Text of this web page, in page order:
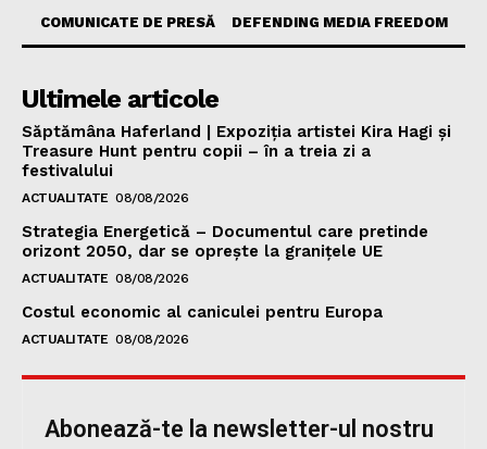
COMUNICATE DE PRESĂ DEFENDING MEDIA FREEDOM
Ultimele articole
Săptămâna Haferland | Expoziţia artistei Kira Hagi şi
Treasure Hunt pentru copii – în a treia zi a
festivalului
ACTUALITATE 08/08/2026
Strategia Energetică – Documentul care pretinde
orizont 2050, dar se oprește la granițele UE
ACTUALITATE 08/08/2026
Costul economic al caniculei pentru Europa
ACTUALITATE 08/08/2026
Abonează-te la newsletter-ul nostru